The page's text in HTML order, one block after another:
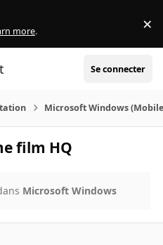
more. ×
Se connecter
Microsoft Windows
film HQ
Microsoft Windows